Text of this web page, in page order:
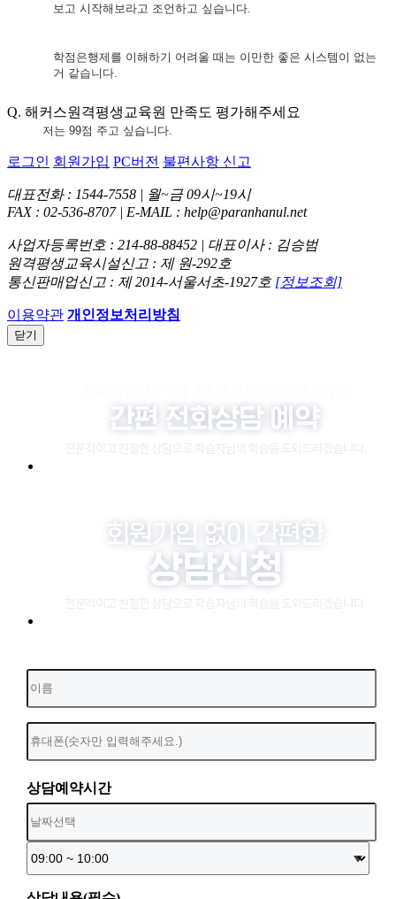
보고 시작해보라고 조언하고 싶습니다.
학점 은행제를 이해하기 어려울 때는 이만한 좋은 시스템이 없는
거 같습니다.
Q. 해커스원격평생교육원 만족도 평가해주세요
저는 99점 주고 싶습니다
로그인 회원가입 PC버전 불편사항 신고
대표전화 : 1544-7558 | 월~금 09시~19시
FAX : 02-536-8707 | E-MAIL : help@paranhanul.net
사업자등록번호 : 214-88-88452 | 대표이사 : 김승범
원격평생교육시설신고 : 제 원-292호
통신판매업신고 : 제 2014-서울서초-1927호 [정보조회]
이용약관 개인정보처리방침
닫기
상담예약시간